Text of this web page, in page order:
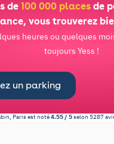
de 100 000 places de
vous trouverez
heures ou quelques
toujours Yess !
un parking
Parisest noté4.55/ 5selon 5287